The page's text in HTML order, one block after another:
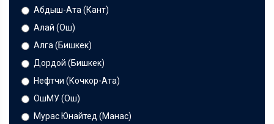
Абдыш-Ата (Кант)
Алай (Ош)
Алга (Бишкек)
Дордой (Бишкек)
Нефтчи (Кочкор-Ата)
ОшМУ (Ош)
Мурас Юнайтед (Манас)